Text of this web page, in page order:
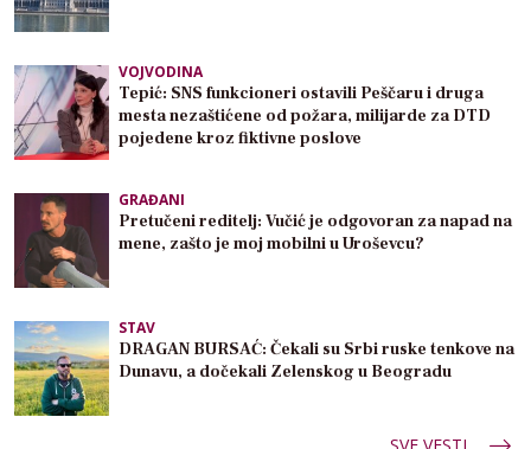
VOJVODINA
Tepić: SNS funkcioneri ostavili Peščaru i druga
mesta nezaštićene od požara, milijarde za DTD
pojedene kroz fiktivne poslove
GRAĐANI
Pretučeni reditelj: Vučić je odgovoran za napad na
mene, zašto je moj mobilni u Uroševcu?
STAV
DRAGAN BURSAĆ: Čekali su Srbi ruske tenkove na
Dunavu, a dočekali Zelenskog u Beogradu